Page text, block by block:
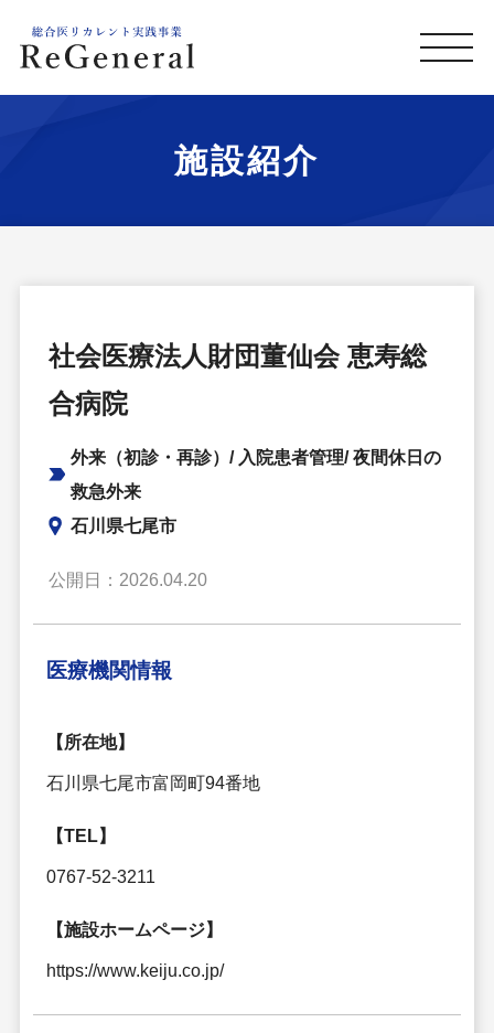
施設紹介
社会医療法人財団董仙会 恵寿総
合病院
外来（初診・再診）/ 入院患者管理/ 夜間休日の
救急外来
石川県七尾市
公開日：2026.04.20
医療機関情報
【所在地】
石川県七尾市富岡町94番地
【TEL】
0767-52-3211
【施設ホームページ】
https://www.keiju.co.jp/